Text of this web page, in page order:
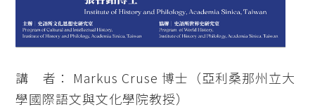
講 者： Markus Cruse 博士（亞利桑那州立大
學國際語文與文化學院教授）